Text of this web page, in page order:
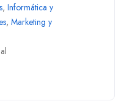
, Informática y
, Marketing y